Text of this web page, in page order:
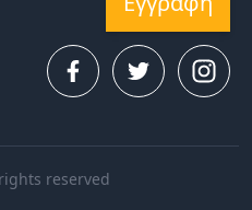
reserved